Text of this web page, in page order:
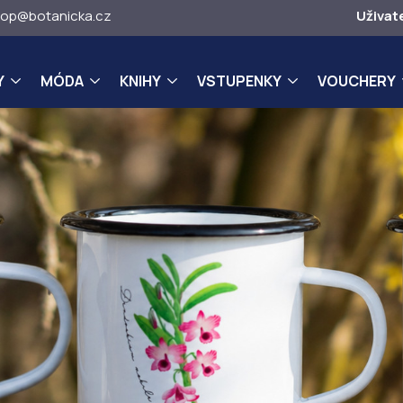
MÓDA KNIHY VSTUPENKY VOUCHERY